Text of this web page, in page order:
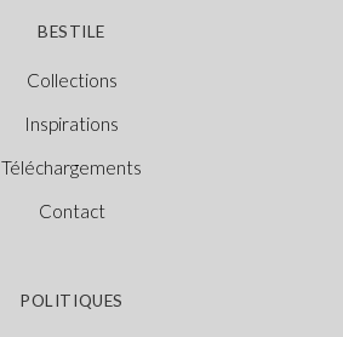
BESTILE
Collections
Inspirations
Téléchargements
Contact
POLITIQUES